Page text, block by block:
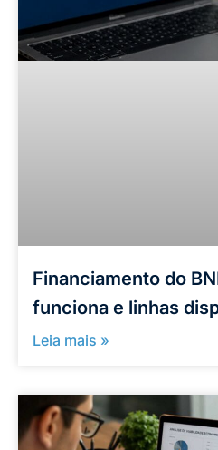
Financiamento do
funciona e linhas
Leia mais »